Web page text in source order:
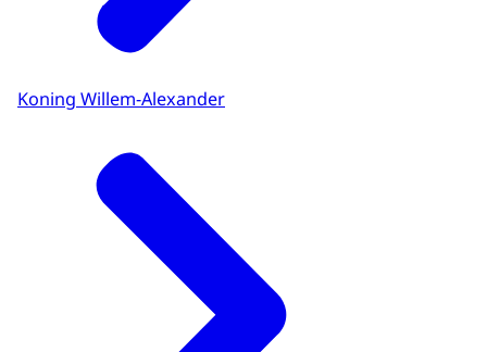
Koning Willem-Alexander